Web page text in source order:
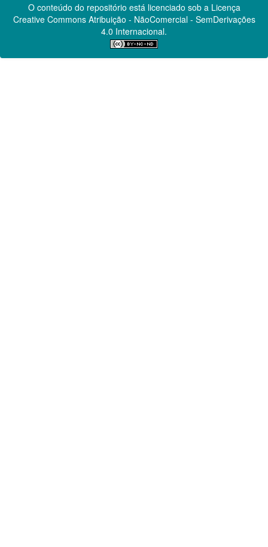
O conteúdo do repositório está licenciado sob a Licença
Creative CommonsAtribuição - NãoComercial - SemDerivações
4.0 Internacional.